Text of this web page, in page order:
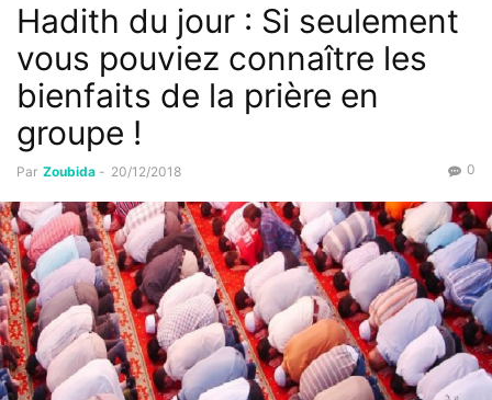
Hadith du jour : Si seulement
vous pouviez connaître les
bienfaits de la prière en
groupe !
Par Zoubida - 20/12/2018 0